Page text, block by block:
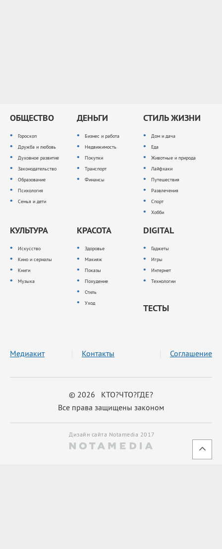
ОБЩЕСТВО
Гороскоп
Дружба и любовь
Духовное развитие
Законодательство
Образование
Психология
Семья и дети
ДЕНЬГИ
Бизнес и работа
Недвижимость
Покупки
Транспорт
Финансы
СТИЛЬ ЖИЗНИ
Дом и дача
Еда
Животные и природа
Лайфхаки
Путешествия
Развлечения
Спорт
Хобби
КУЛЬТУРА
Искусство
Кино и сериалы
Книги
Музыка
КРАСОТА
Здоровье
Макияж
Показы
Похудение
Стиль
Уход
DIGITAL
Гаджеты
Игры
Интернет
Технологии
ТЕСТЫ
© 2026 КТО?ЧТО?ГДЕ?
Все права защищены законом
Медиакит Контакты Соглашение
Дизайн сайта Notamedia 2017